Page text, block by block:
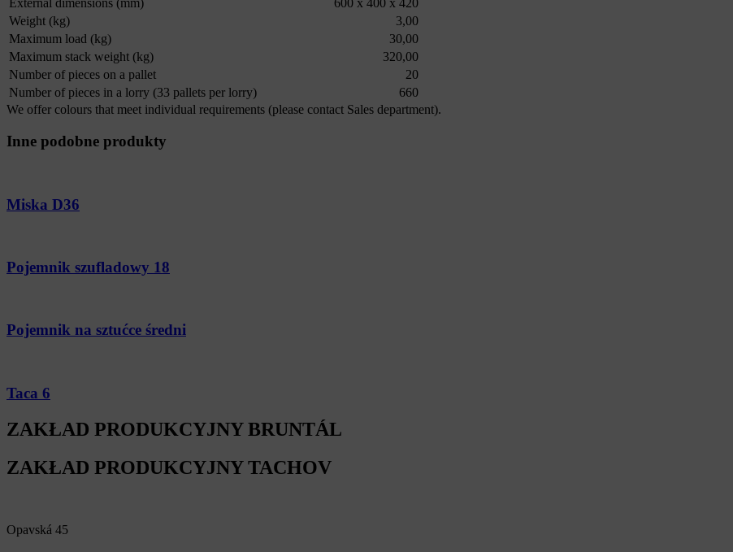
External dimensions (mm)
600 x 400 x 420
Weight (kg)
3,00
Maximum load (kg)
30,00
Maximum stack weight (kg)
320,00
Number of pieces on a pallet
20
Number of pieces in a lorry (33 pallets per lorry)
660
We offer colours that meet individual requirements (please contact Sales department).
Inne podobne produkty
Miska D36
Pojemnik szufladowy 18
Pojemnik na sztućce średni
Taca 6
ZAKŁAD PRODUKCYJNY BRUNTÁL
ZAKŁAD PRODUKCYJNY TACHOV
Opavská 45